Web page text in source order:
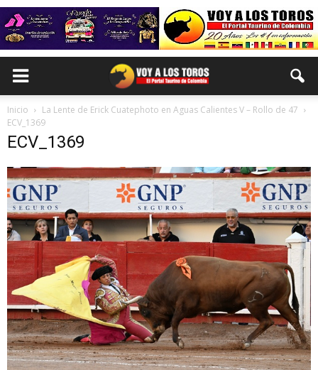
Inicio
La Lente de Erick Cuatephoto en Aguas Calientes V – Rollo de 47
ECV_1369
ECV_1369